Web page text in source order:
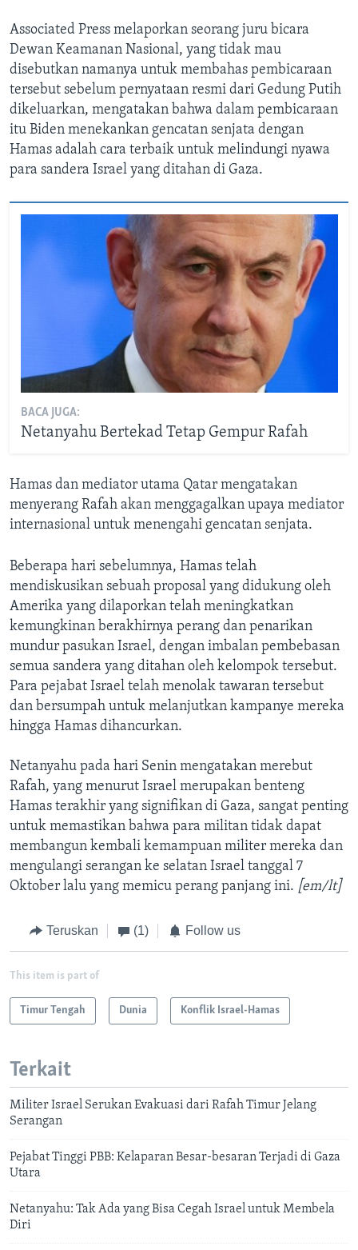
Associated Press melaporkan seorang juru bicara
Dewan Keamanan Nasional, yang tidak mau
disebutkan namanya untuk membahas pembicaraan
tersebut sebelum pernyataan resmi dari Gedung Putih
dikeluarkan, mengatakan bahwa dalam pembicaraan
itu Biden menekankan gencatan senjata dengan
Hamas adalah cara terbaik untuk melindungi nyawa
para sandera Israel yang ditahan di Gaza.
BACA JUGA:
Netanyahu Bertekad Tetap Gempur Rafah
Hamas dan mediator utama Qatar mengatakan
menyerang Rafah akan menggagalkan upaya mediator
internasional untuk menengahi gencatan senjata.
Beberapa hari sebelumnya, Hamas telah
mendiskusikan sebuah proposal yang didukung oleh
Amerika yang dilaporkan telah meningkatkan
kemungkinan berakhirnya perang dan penarikan
mundur pasukan Israel, dengan imbalan pembebasan
semua sandera yang ditahan oleh kelompok tersebut.
Para pejabat Israel telah menolak tawaran tersebut
dan bersumpah untuk melanjutkan kampanye mereka
hingga Hamas dihancurkan.
Netanyahu pada hari Senin mengatakan merebut
Rafah, yang menurut Israel merupakan benteng
Hamas terakhir yang signifikan di Gaza, sangat penting
untuk memastikan bahwa para militan tidak dapat
membangun kembali kemampuan militer mereka dan
mengulangi serangan ke selatan Israel tanggal 7
Oktober lalu yang memicu perang panjang ini. [em/lt]
Teruskan (1) Follow us
This item is part of
Timur Tengah Dunia Konflik Israel-Hamas
Terkait
Militer Israel Serukan Evakuasi dari Rafah Timur Jelang
Serangan
Pejabat Tinggi PBB: Kelaparan Besar-besaran Terjadi di Gaza
Utara
Netanyahu: Tak Ada yang Bisa Cegah Israel untuk Membela
Diri